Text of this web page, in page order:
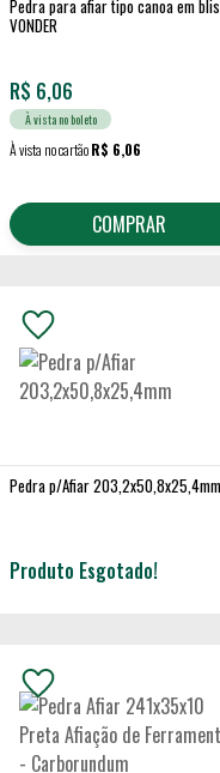
Pedra para afiar tipo canoa em
VONDER
R$ 6,06
À vista no boleto
À vista no cartãoR$ 6,06
COMPRAR
Pedra p/Afiar 203,2x50,8x25,4mm
Produto Esgotado!